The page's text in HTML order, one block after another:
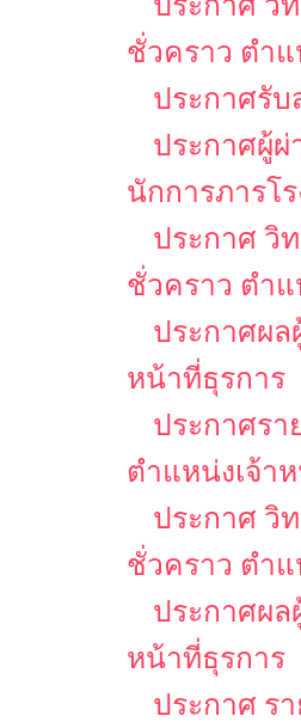
ชั่วคราว ตำ
ประกาศรั
ประกาศผู้
นักการภารโร
ประกาศ วิ
ชั่วคราว ตำ
ประกาศผล
หน้าที่ธุรการ
ประกาศรา
ตำแหน่งเจ้า
ประกาศ วิ
ชั่วคราว ตำ
ประกาศผล
หน้าที่ธุรการ
ประกาศ ร